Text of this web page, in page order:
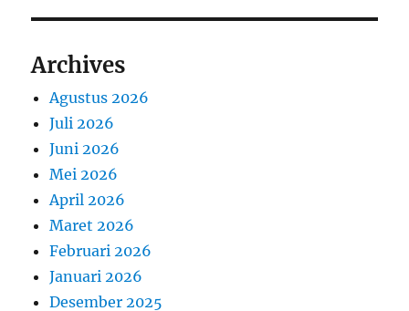
Archives
Agustus 2026
Juli 2026
Juni 2026
Mei 2026
April 2026
Maret 2026
Februari 2026
Januari 2026
Desember 2025